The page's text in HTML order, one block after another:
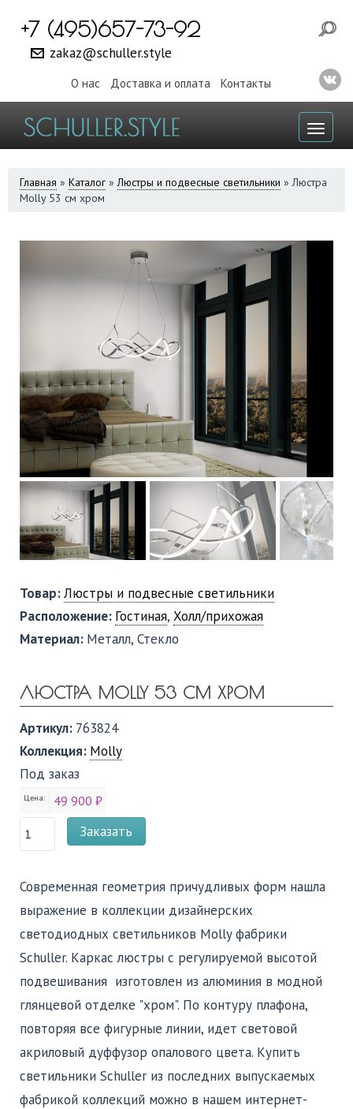
+7 (495)657-73-92
zakaz@schuller.style
О нас Доставка и оплата Контакты
ВЫ
ЗДЕСЬ
Главная » Каталог » Люстры и подвесные светильники » Люстра
Molly 53 см хром
Товар:Люстры и подвесные светильники
Расположение: Гостиная, Холл/прихожая
Материал: Металл, Стекло
ЛЮСТРА MOLLY 53 СМ ХРОМ
Артикул: 763824
Коллекция: Molly
Под заказ
Цена: 49 900 ₽
Заказать
Современная геометрия причудливых форм нашла
выражение в коллекции дизайнерских
светодиодных светильников Molly фабрики
Schuller. Каркас люстры с регулируемой высотой
подвешивания изготовлен из алюминия в модной
глянцевой отделке "хром". По контуру плафона,
повторяя все фигурные линии, идет световой
акриловый дуффузор опалового цвета. Купить
светильники Schuller из последних выпускаемых
фабрикой коллекций можно в нашем интернет-